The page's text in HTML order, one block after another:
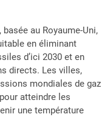
au Royaume-Uni,
en éliminant
d’ici 2030 et en
directs. Les villes,
mondiales de gaz
atteindre les
une température